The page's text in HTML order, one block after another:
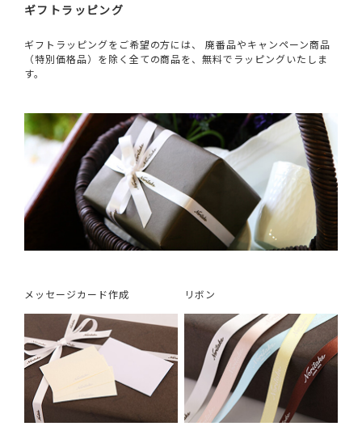
ギフトラッピング
ギフトラッピングをご希望の方には、 廃番品やキャンペーン商品
（特別価格品）を除く全ての商品を、無料でラッピングいたしま
す。
メッセージカード作成 リボン